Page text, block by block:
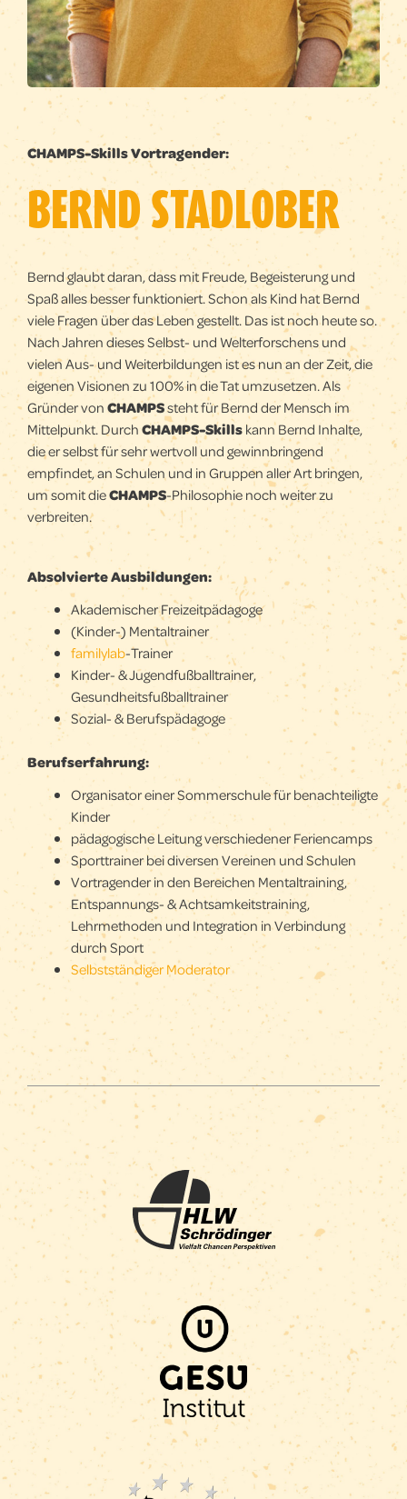
CHAMPS-Skills Vortragender:
BERND STADLOBER
Bernd glaubt daran, dass mit Freude, Begeisterung und
Spaß alles besser funktioniert. Schon als Kind hat Bernd
viele Fragen über das Leben gestellt. Das ist noch heute so.
Nach Jahren dieses Selbst- und Welterforschens und
vielen Aus- und Weiterbildungen ist es nun an der Zeit, die
eigenen Visionen zu 100% in die Tat umzusetzen. Als
Gründer vonCHAMPSsteht für Bernd der Mensch im
Mittelpunkt. DurchCHAMPS-Skillskann Bernd Inhalte,
die er selbst für sehr wertvoll und gewinnbringend
empfindet, an Schulen und in Gruppen aller Art bringen,
um somit dieCHAMPS-Philosophie noch weiter zu
verbreiten.
Absolvierte Ausbildungen:
Akademischer Freizeitpädagoge
(Kinder-) Mentaltrainer
familylab-Trainer
Kinder- & Jugendfußballtrainer,
Gesundheitsfußballtrainer
Sozial- & Berufspädagoge
Berufserfahrung:
Organisator einer Sommerschule für benachteiligte
Kinder
pädagogische Leitung verschiedener Feriencamps
Sporttrainer bei diversen Vereinen und Schulen
Vortragender in den Bereichen Mentaltraining,
Entspannungs- & Achtsamkeitstraining,
Lehrmethoden und Integration in Verbindung
durch Sport
Selbstständiger Moderator